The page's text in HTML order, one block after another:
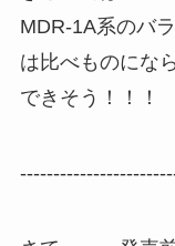
MDR-1A系のバ
は比べものにな
できそう！！！